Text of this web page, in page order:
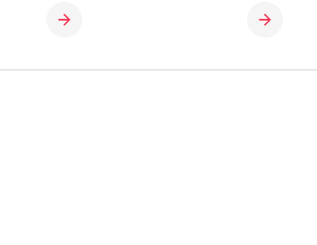
CRÉER MON GOBELET CRÉER